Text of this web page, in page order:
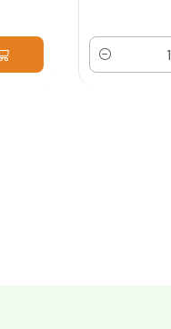
Quantidade